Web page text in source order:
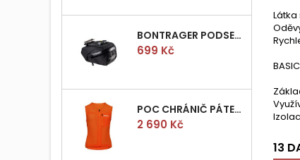
BONTRAGER PODSEDLOVÁ BRAŠNIČKA PRO QUICK S
Cena
699 Kč
POC CHRÁNIČ PÁTEŘE POCITO VPD AIR VEST VEL.M
Cena
2 690 Kč
13